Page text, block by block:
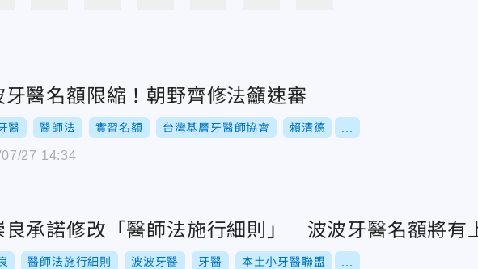
牙醫名額限縮！朝野齊修法籲速審
醫 醫師法 實習名額 台灣基層牙醫師協會 賴清德
27 14:34
良承諾修改「醫師法施行細則」 波波牙醫名額將有
醫師法施行細則 波波牙醫 牙醫 本土小牙醫聯盟